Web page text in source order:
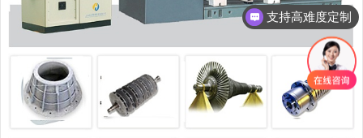
支持高难度定制
咨询：18069873023